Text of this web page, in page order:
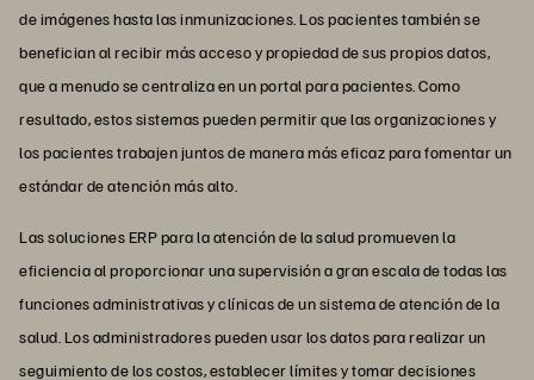
de imágenes hasta las inmunizaciones. Los pacientes también se
benefician al recibir más acceso y propiedad de sus propios datos,
que a menudo se centraliza en un portal para pacientes. Como
resultado, estos sistemas pueden permitir que las organizaciones y
los pacientes trabajen juntos de manera más eficaz para fomentar un
estándar de atención más alto.
Las soluciones ERP para la atención de la salud promueven la
eficiencia al proporcionar una supervisión a gran escala de todas las
funciones administrativas y clínicas de un sistema de atención de la
salud. Los administradores pueden usar los datos para realizar un
seguimiento de los costos, establecer límites y tomar decisiones